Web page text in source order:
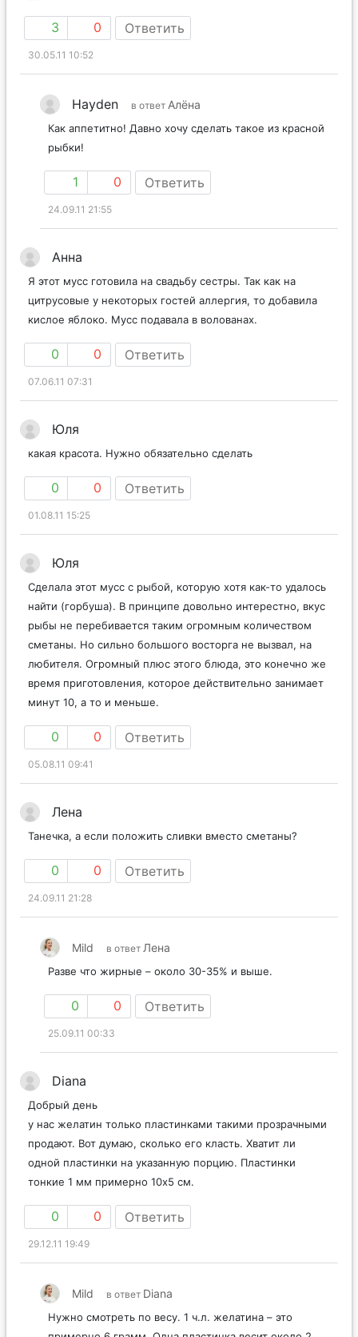
3 0 Ответить
30.05.11 10:52
Hayden в ответ Алёна
Как аппетитно! Давно хочу сделать такое из красной
рыбки!
1 0 Ответить
24.09.11 21:55
Анна
Я этот мусс готовила на свадьбу сестры. Так как на
цитрусовые у некоторых гостей аллергия, то добавила
кислое яблоко. Мусс подавала в волованах.
0 0 Ответить
07.06.11 07:31
Юля
какая красота. Нужно обязательно сделать
0 0 Ответить
01.08.11 15:25
Юля
Сделала этот мусс с рыбой, которую хотя как-то удалось
найти (горбуша). В принципе довольно интерестно, вкус
рыбы не перебивается таким огромным количеством
сметаны. Но сильно большого восторга не вызвал, на
любителя. Огромный плюс этого блюда, это конечно же
время приготовления, которое действительно занимает
минут 10, а то и меньше.
0 0 Ответить
05.08.11 09:41
Лена
Танечка, а если положить сливки вместо сметаны?
0 0 Ответить
24.09.11 21:28
Mild в ответ Лена
Разве что жирные – около 30-35% и выше.
0 0 Ответить
25.09.11 00:33
Diana
Добрый день
у нас желатин только пластинками такими прозрачными
продают. Вот думаю, сколько его класть. Хватит ли
одной пластинки на указанную порцию. Пластинки
тонкие 1 мм примерно 10х5 см.
0 0 Ответить
29.12.11 19:49
Mild в ответ Diana
Нужно смотреть по весу. 1 ч.л. желатина – это